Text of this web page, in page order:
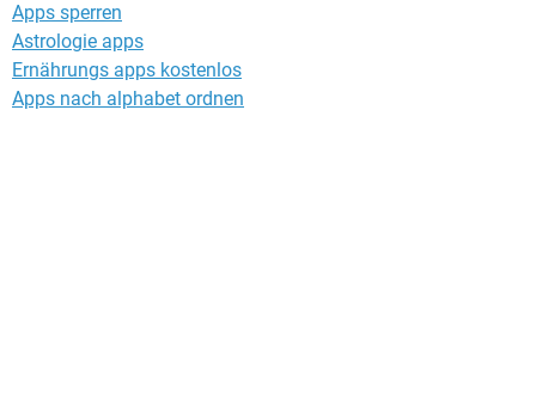
Apps sperren
Astrologie apps
Ernährungs apps kostenlos
Apps nach alphabet ordnen